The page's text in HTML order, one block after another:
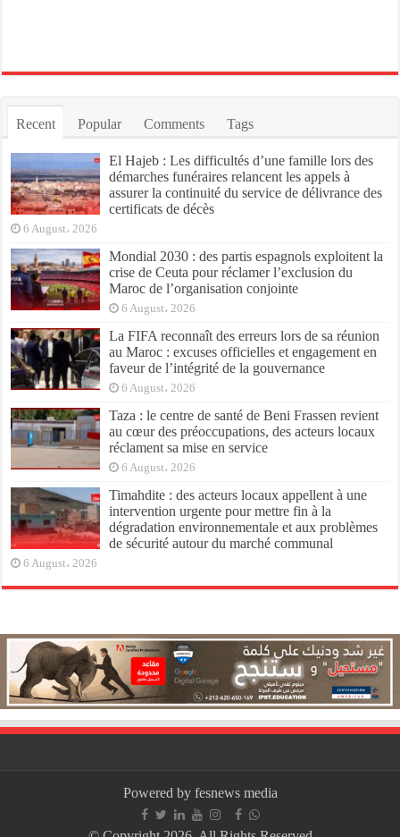
Recent Popular Comments Tags
El Hajeb : Les difficultés d’une famille lors des
démarches funéraires relancent les appels à
assurer la continuité du service de délivrance des
certificats de décès
6 August، 2026
Mondial 2030 : des partis espagnols exploitent la
crise de Ceuta pour réclamer l’exclusion du
Maroc de l’organisation conjointe
6 August، 2026
La FIFA reconnaît des erreurs lors de sa réunion
au Maroc : excuses officielles et engagement en
faveur de l’intégrité de la gouvernance
6 August، 2026
Taza : le centre de santé de Beni Frassen revient
au cœur des préoccupations, des acteurs locaux
réclament sa mise en service
6 August، 2026
Timahdite : des acteurs locaux appellent à une
intervention urgente pour mettre fin à la
dégradation environnementale et aux problèmes
de sécurité autour du marché communal
6 August، 2026
Powered by fesnews media